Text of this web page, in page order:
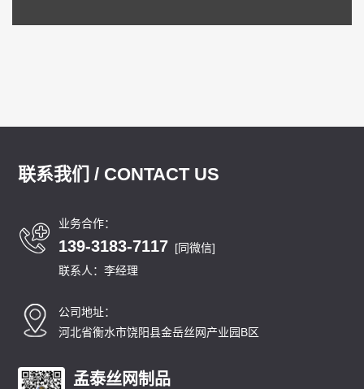
联系我们 / CONTACT US
业务合作：
139-3183-7117 [同微信]
联系人：李经理
公司地址：
河北省衡水市饶阳县金岳丝网产业园B区
孟泰丝网制品